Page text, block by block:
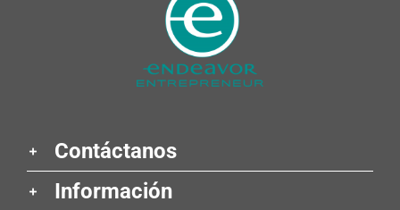
Contáctanos
Información